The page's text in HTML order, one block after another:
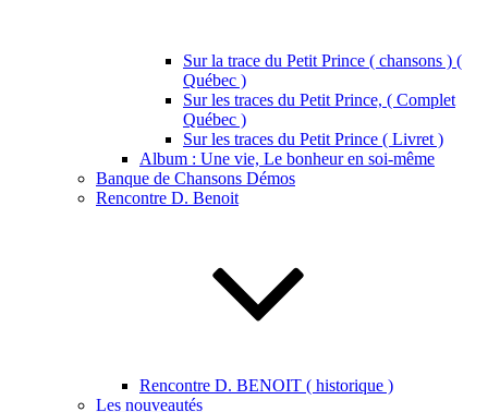
Sur la trace du Petit Prince ( chansons ) (
Québec )
Sur les traces du Petit Prince, ( Complet
Québec )
Sur les traces du Petit Prince ( Livret )
Album : Une vie, Le bonheur en soi-même
Banque de Chansons Démos
Rencontre D. Benoit
Rencontre D. BENOIT ( historique )
Les nouveautés